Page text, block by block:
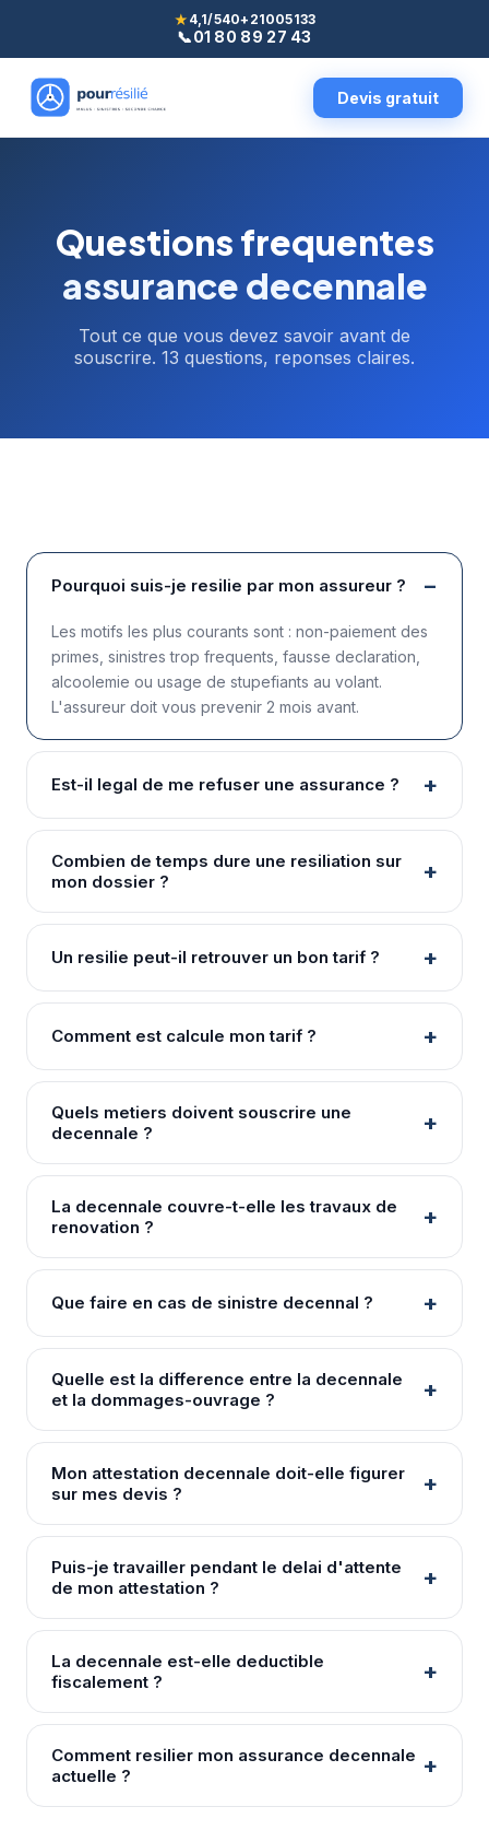
★ 4,1/540+ 21005133
📞01 80 89 27 43
Devis gratuit
Questions frequentes
assurance decennale
Tout ce que vous devez savoir avant de
souscrire. 13 questions, reponses claires.
Pourquoi suis-je resilie par mon assureur ?
Les motifs les plus courants sont : non-paiement des
primes, sinistres trop frequents, fausse declaration,
alcoolemie ou usage de stupefiants au volant.
L'assureur doit vous prevenir 2 mois avant.
Est-il legal de me refuser une assurance ?
Combien de temps dure une resiliation sur
mon dossier ?
Un resilie peut-il retrouver un bon tarif ?
Comment est calcule mon tarif ?
Quels metiers doivent souscrire une
decennale ?
La decennale couvre-t-elle les travaux de
renovation ?
Que faire en cas de sinistre decennal ?
Quelle est la difference entre la decennale
et la dommages-ouvrage ?
Mon attestation decennale doit-elle figurer
sur mes devis ?
Puis-je travailler pendant le delai d'attente
de mon attestation ?
La decennale est-elle deductible
fiscalement ?
Comment resilier mon assurance decennale
actuelle ?